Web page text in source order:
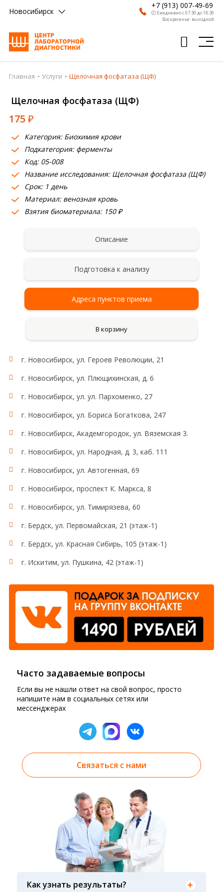
Новосибирск
+7 (913) 007-49-69
🕗 Ежедневно с 07:30 до 18:30
Воскресенье: выходной
Главная
Анализы
Врачи
Получить результат
Пациентам
О компании
Где сдать
Главная Услуги Щелочная фосфатаза (ЩФ)
Щелочная фосфатаза (ЩФ)
175₽
Категория: Биохимия крови
Подкатегория: ферменты
Код: 05-008
Название исследования: Щелочная фосфатаза (ЩФ)
Срок: 1 день
Материал: венозная кровь
Взятия биоматериала: 150 ₽
Описание
Подготовка к анализу
Адреса пунктов приема
В корзину
г. Новосибирск, ул. Героев Революции, 21
г. Новосибирск, ул. Плющихинская, д. 6
г. Новосибирск, ул. ул. Пархоменко, 27
г. Новосибирск, ул. Бориса Богаткова, 247
г. Новосибирск, Академгородок, ул. Вяземская 3.
г. Новосибирск, ул. Народная, д. 3, каб. 111
г. Новосибирск, ул. Автогенная, 69
г. Новосибирск, проспект К. Маркса, 8
г. Новосибирск, ул. Тимирязева, 60
г. Бердск, ул. Первомайская, 21 (этаж-1)
г. Бердск, ул. Красная Сибирь, 105 (этаж-1)
г. Искитим, ул. Пушкина, 42 (этаж-1)
Часто задаваемые вопросы
Если вы не нашли ответ на свой вопрос, просто
напишите нам в социальных сетях или
мессенджерах
Связаться с нами
Как узнать результаты?
Результаты вы можете получить тремя
вами при оформлении заказа, на сайте в